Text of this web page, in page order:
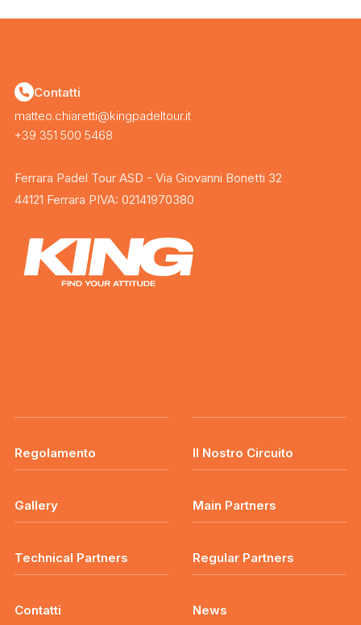
Contatti
matteo.chiaretti@kingpadeltour.it
+39 351 500 5468
Ferrara Padel Tour ASD - Via Giovanni Bonetti 32
44121 Ferrara PIVA: 02141970380
Regolamento Il Nostro Circuito
Gallery Main Partners
Technical Partners Regular Partners
Contatti News